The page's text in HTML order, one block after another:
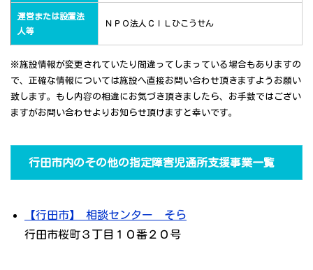
運営または設置法
人等
ＮＰＯ法人ＣＩＬひこうせん
※施設情報が変更されていたり間違ってしまっている場合もありますの
で、正確な情報については施設へ直接お問い合わせ頂きますようお願い
致します。もし内容の相違にお気づき頂きましたら、お手数ではござい
ますがお問い合わせよりお知らせ頂けますと幸いです。
行田市内のその他の指定障害児通所支援事業一覧
【行田市】 相談センター そら
行田市桜町３丁目１０番２０号